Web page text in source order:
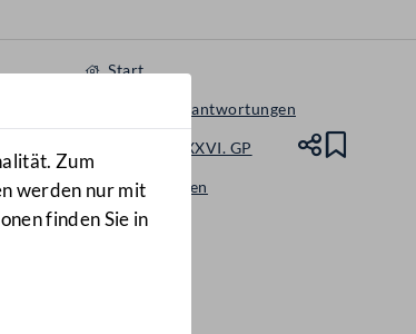
Zum
werden nur mit
finden Sie in
Start
Anfragen & Beantwortungen
Nationalrat - XXVI. GP
Beantwortungen
1461/AB